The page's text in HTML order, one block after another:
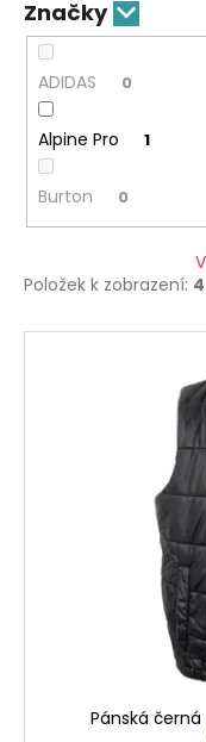
Značky
ADIDAS 0
Alpine Pro 1
Burton 0
Položek k zobrazení: 4
V
Pánská